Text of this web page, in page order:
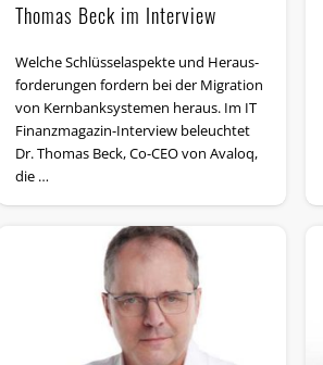
Thomas Beck im Interview
Welche Schlüs­sel­as­pek­te und Her­aus­­
for­de­run­gen for­dern bei der Mi­gra­ti­on
von Kern­bank­sys­te­men her­aus. Im IT
Finanzmagazin-Interview beleuchtet
Dr. Thomas Beck, Co-CEO von Avaloq,
die …